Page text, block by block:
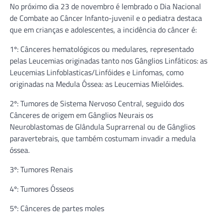
No próximo dia 23 de novembro é lembrado o Dia Nacional
de Combate ao Câncer Infanto-juvenil e o pediatra destaca
que em crianças e adolescentes, a incidência do câncer é:
1º: Cânceres hematológicos ou medulares, representado
pelas Leucemias originadas tanto nos Gânglios Linfáticos: as
Leucemias Linfoblasticas/Linfóides e Linfomas, como
originadas na Medula Óssea: as Leucemias Mielóides.
2º: Tumores de Sistema Nervoso Central, seguido dos
Cânceres de origem em Gânglios Neurais os
Neuroblastomas de Glândula Suprarrenal ou de Gânglios
paravertebrais, que também costumam invadir a medula
óssea.
3º: Tumores Renais
4º: Tumores Ósseos
5º: Cânceres de partes moles